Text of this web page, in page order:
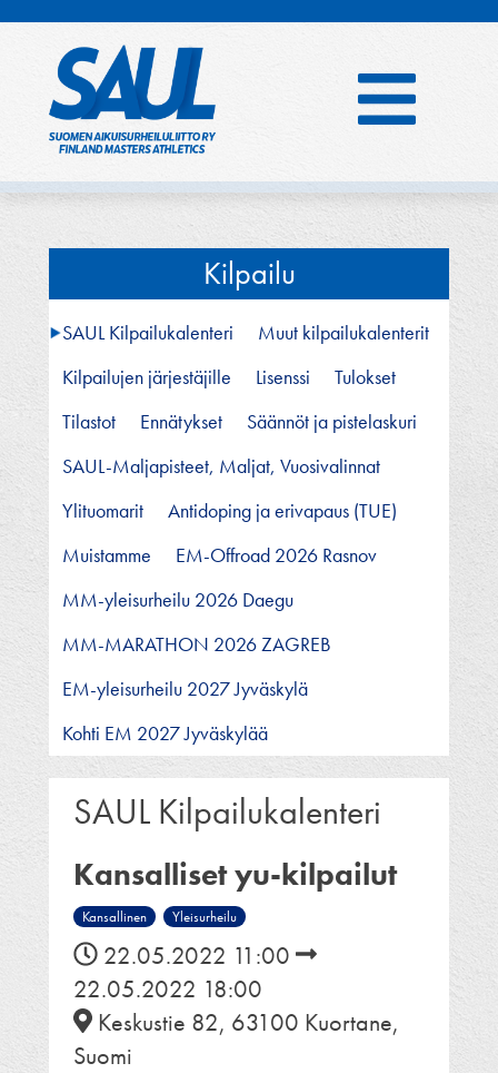
Kilpailu
SAUL Kilpailukalenteri
Muut kilpailukalenterit
Kilpailujen järjestäjille
Lisenssi
Tulokset
Tilastot
Ennätykset
Säännöt ja pistelaskuri
SAUL-Maljapisteet, Maljat, Vuosivalinnat
Ylituomarit
Antidoping ja erivapaus (TUE)
Muistamme
EM-Offroad 2026 Rasnov
MM-yleisurheilu 2026 Daegu
MM-MARATHON 2026 ZAGREB
EM-yleisurheilu 2027 Jyväskylä
Kohti EM 2027 Jyväskylää
SAUL Kilpailukalenteri
Kansalliset yu-kilpailut
Kansallinen Yleisurheilu
22.05.2022 11:00
22.05.2022 18:00
Keskustie 82, 63100 Kuortane,
Suomi